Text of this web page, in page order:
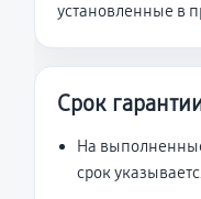
установленные в
Срок
На
срок